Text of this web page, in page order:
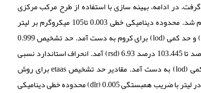
گرفت. در ادامه، بهینه سازی با استفاده از طرح مرکب مرکزی (ccd) انجام شد و پاسخ ها مورد ارزیابی قرار گرفتند. منحنی کالیبراسیون با
رسم ابزوربانس در برابر غلظت استاندارد رسم شد. محدوده دینامیکی خطی 0.003 تا105 میکروگرم بر لیتر(dlr) و ضریب همبستگی (r2)
0.999 برای کروم به دست آمد. حد تشخیص (lod) و حد کمی (loq) برای کروم به ترتیب برابر با 0.002 و 0.0039 میکروگرم بر لیتر به دست
آمد. انحراف استاندارد نسبی (rsd) 6.93 درصد و بازیابی نسبی برای کروم در نمونه های واقعی در محدوده 96.041 درصد تا 103.445 درصد
برای روش etaas به دست آمد. مقادیر حد تشخیص (lod) و حد کمی (loq) به روش uv-vis به ترتیب 007/0 و 021/0 میکروگرم در لیتر و
محدوده خطی دینامیکی (dlr) 0.005 تا 50 میکروگرم در لیتر با ضریب همبستگی (r2) 0.998بود. انحراف استاندارد نسبی (rsd) 27.14 درصد و